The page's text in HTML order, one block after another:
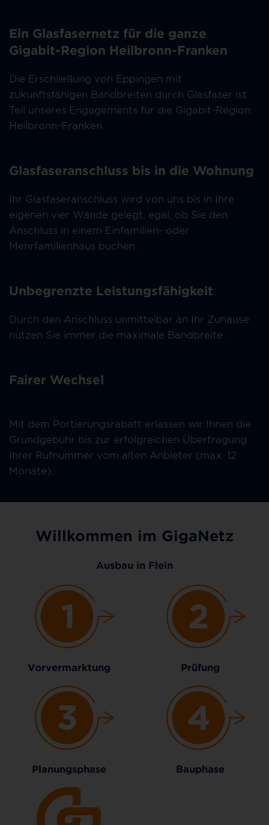
Ein Glasfasernetz für die ganze
Gigabit-Region Heilbronn-Franken
Die Erschließung von Eppingen mit
zukunftsfähigen Bandbreiten durch Glasfaser ist
Teil unseres Engagements für die Gigabit-Region
Heilbronn-Franken.
Glasfaseranschluss bis in die Wohnung
Ihr Glasfaseranschluss wird von uns bis in Ihre
eigenen vier Wände gelegt, egal, ob Sie den
Anschluss in einem Einfamilien- oder
Mehrfamilienhaus buchen.
Unbegrenzte Leistungsfähigkeit
Durch den Anschluss unmittelbar an Ihr Zuhause
nutzen Sie immer die maximale Bandbreite.
Fairer Wechsel
Mit dem Portierungsrabatt erlassen wir Ihnen die
Grundgebühr bis zur erfolgreichen Übertragung
Ihrer Rufnummer vom alten Anbieter (max. 12
Monate).
Willkommen im GigaNetz
Ausbau in Flein
Vorvermarktung Prüfung
Planungsphase Bauphase